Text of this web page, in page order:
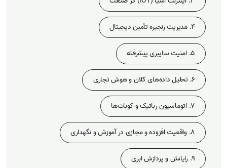
4. مدیریت زنجیره تأمین دیجیتال
5. امنیت سایبری پیشرفته
6. تحلیل داده‌های کلان و هوش تجاری
7. اتوماسیون رباتیک و کوبات‌ها
8. واقعیت افزوده و مجازی در آموزش و نگهداری
9. رایانش و پردازش ابری